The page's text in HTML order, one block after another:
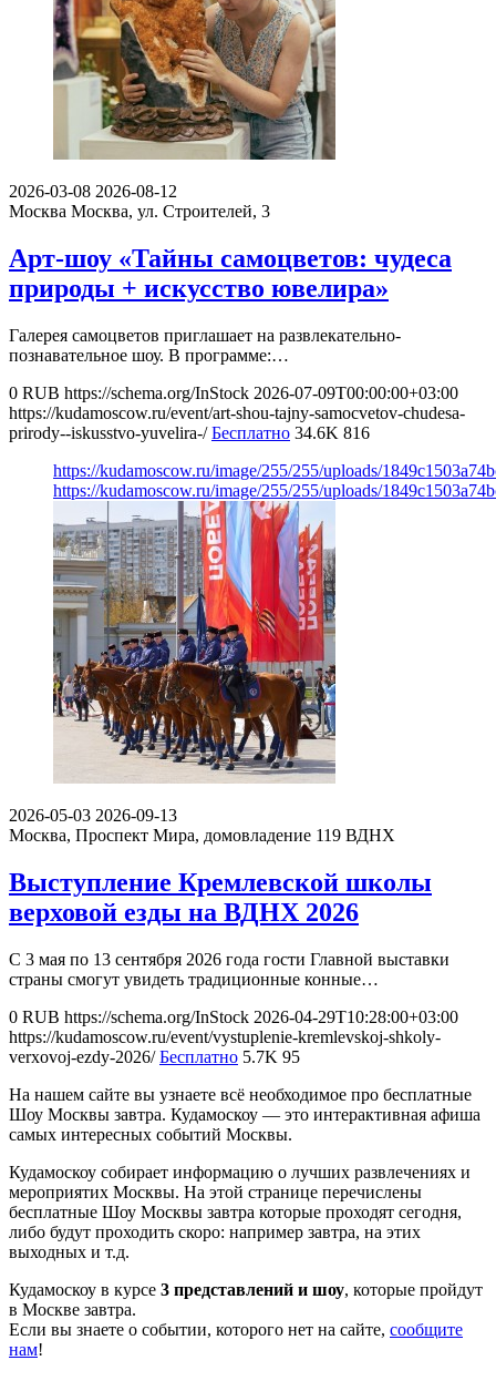
2026-03-08 2026-08-12
Москва Москва, ул. Строителей, 3
Арт-шоу «Тайны самоцветов: чудеса
природы + искусство ювелира»
Галерея самоцветов приглашает на развлекательно-
познавательное шоу. В программе:…
0 RUB https://schema.org/InStock 2026-07-09T00:00:00+03:00
https://kudamoscow.ru/event/art-shou-tajny-samocvetov-chudesa-
prirody--iskusstvo-yuvelira-/ Бесплатно 34.6K 816
https://kudamoscow.ru/image/255/255/uploads/
https://kudamoscow.ru/image/255/255/uploads/
2026-05-03 2026-09-13
Москва, Проспект Мира, домовладение 119 ВДНХ
Выступление Кремлевской школы
верховой езды на ВДНХ 2026
С 3 мая по 13 сентября 2026 года гости Главной выставки
страны смогут увидеть традиционные конные…
0 RUB https://schema.org/InStock 2026-04-29T10:28:00+03:00
https://kudamoscow.ru/event/vystuplenie-kremlevskoj-shkoly-
verxovoj-ezdy-2026/ Бесплатно 5.7K 95
На нашем сайте вы узнаете всё необходимое про бесплатные
Шоу Москвы завтра. Кудамоскоу — это интерактивная афиша
самых интересных событий Москвы.
Кудамоскоу собирает информацию о лучших развлечениях и
мероприятих Москвы. На этой странице перечислены
бесплатные Шоу Москвы завтра которые проходят сегодня,
либо будут проходить скоро: например завтра, на этих
выходных и т.д.
Кудамоскоу в курсе 3 представлений и шоу, которые пройдут
в Москве завтра.
Если вы знаете о событии, которого нет на сайте, сообщите
нам!